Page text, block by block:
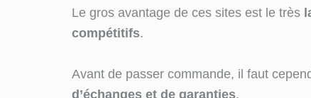
Le gros avantage de ces sites est le très
compétitifs.
Avant de passer commande, il faut
d’échanges et de garanties.